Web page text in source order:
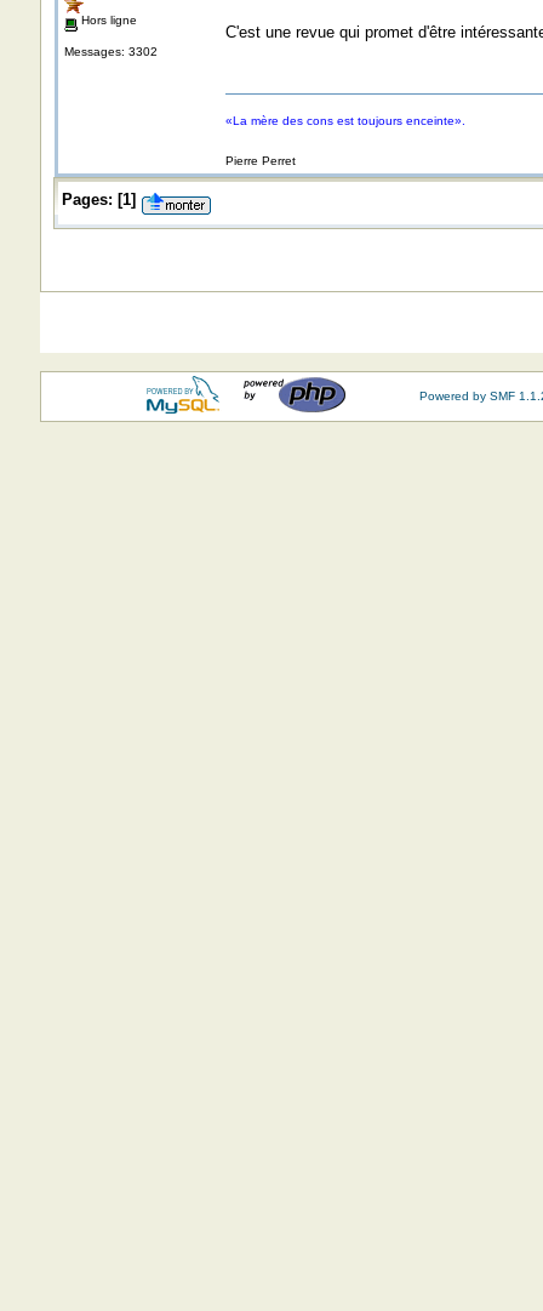
Hors ligne
Messages: 3302
C'est une revue qui promet d'être
«La mère des cons est toujours enceinte».
Pierre Perret
Pages: [1]
Powered by SMF